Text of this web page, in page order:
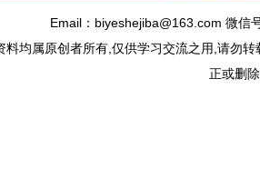
Email：biyeshejiba@163.com 微
料均属原创者所有,仅供学习交流之用,请勿
正或删